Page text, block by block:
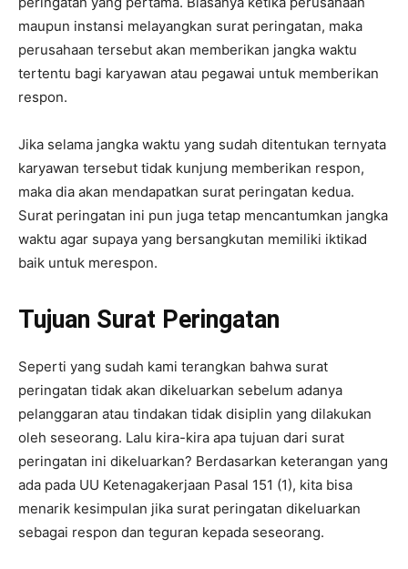
maupun instansi melayangkan surat peringatan, maka
perusahaan tersebut akan memberikan jangka waktu
tertentu bagi karyawan atau pegawai untuk memberikan
respon.
Jika selama jangka waktu yang sudah ditentukan ternyata
karyawan tersebut tidak kunjung memberikan respon,
maka dia akan mendapatkan surat peringatan kedua.
Surat peringatan ini pun juga tetap mencantumkan jangka
waktu agar supaya yang bersangkutan memiliki iktikad
baik untuk merespon.
Tujuan Surat Peringatan
Seperti yang sudah kami terangkan bahwa surat
peringatan tidak akan dikeluarkan sebelum adanya
pelanggaran atau tindakan tidak disiplin yang dilakukan
oleh seseorang. Lalu kira-kira apa tujuan dari surat
peringatan ini dikeluarkan? Berdasarkan keterangan yang
ada pada UU Ketenagakerjaan Pasal 151 (1), kita bisa
menarik kesimpulan jika surat peringatan dikeluarkan
sebagai respon dan teguran kepada seseorang.